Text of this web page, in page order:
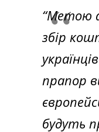
“Метою
збір
прапор
будуть